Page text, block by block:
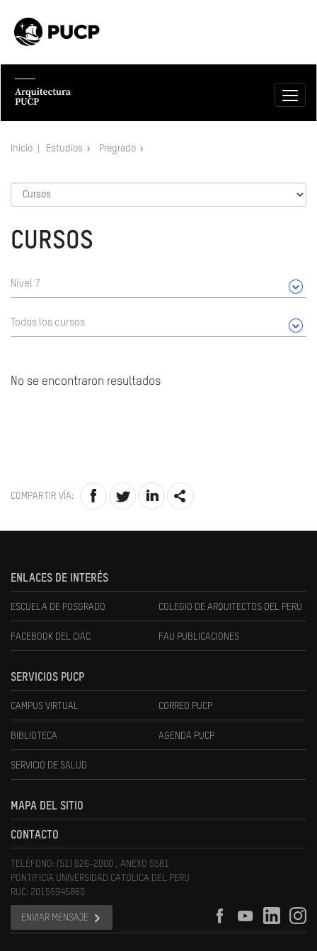
Inicio Estudios Pregrado
CURSOS
Nivel 7
Todos los cursos
No se encontraron resultados
COMPARTIR VÍA:
ENLACES DE INTERÉS
ESCUELA DE POSGRADO COLEGIO DE ARQUITECTOS DEL PERÚ
FACEBOOK DEL CIAC FAU PUBLICACIONES
SERVICIOS PUCP
CAMPUS VIRTUAL CORREO PUCP
BIBLIOTECA AGENDA PUCP
SERVICIO DE SALUD
MAPA DEL SITIO
CONTACTO
TELÉFONO: (51) 626-2000 , ANEXO 5581
PONTIFICIA UNIVERSIDAD CATOLICA DEL PERU
RUC: 20155945860
ENVIAR MENSAJE